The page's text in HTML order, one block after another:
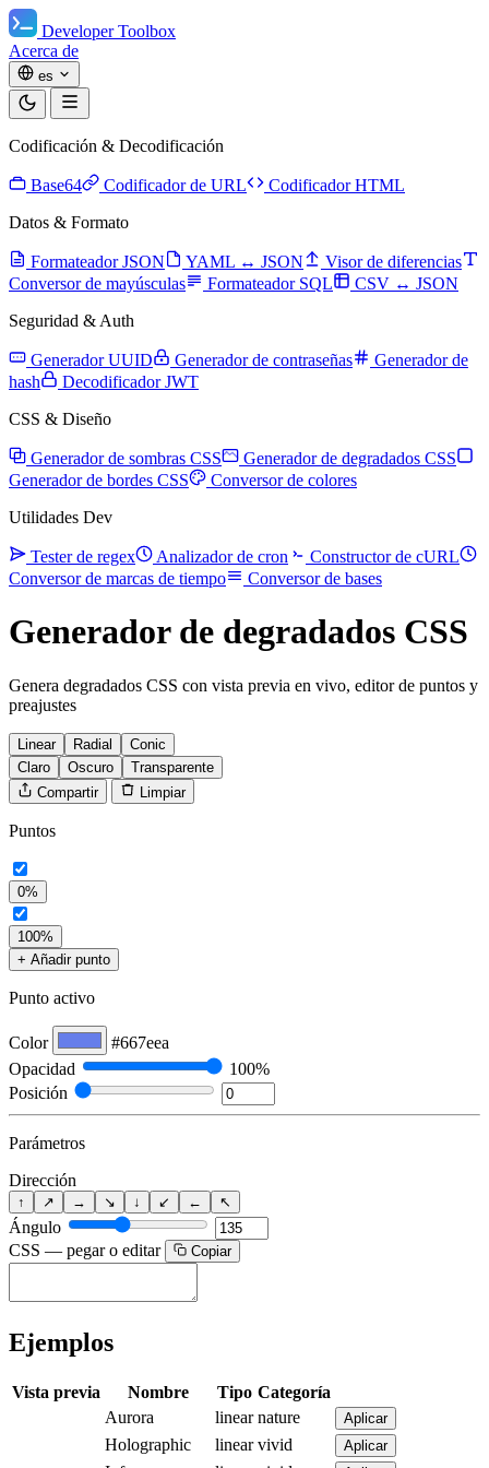
Developer Toolbox
Acerca de
es
Codificación & Decodificación
Base64 Codificador de URL
Codificador HTML
Datos & Formato
Formateador JSON YAML ↔ JSON
Visor de diferencias
Conversor de mayúsculas
Formateador SQL
CSV ↔ JSON
Seguridad & Auth
Generador UUID Generador de contraseñas
Generador de
hash
Decodificador JWT
CSS & Diseño
Generador de sombras CSS
Generador de degradados CSS
Generador de bordes CSS
Conversor de colores
Utilidades Dev
Tester de regex Analizador de cron
Constructor de cURL
Conversor de marcas de tiempo
Conversor de bases
Generador de degradados CSS
Genera degradados CSS con vista previa en vivo, editor de puntos y
preajustes
Linear Radial
Conic
Claro
Oscuro
Transparente
Compartir
Limpiar
Puntos
0%
100%
+ Añadir punto
Punto activo
Color
#667eea
Opacidad
100%
Posición
Parámetros
Dirección
↑ ↗ → ↘ ↓ ↙ ← ↖
Ángulo
CSS — pegar o editar
Copiar
Ejemplos
Vista previa Nombre Tipo Categoría
Aurora
linear nature Aplicar
Holographic linear vivid Aplicar